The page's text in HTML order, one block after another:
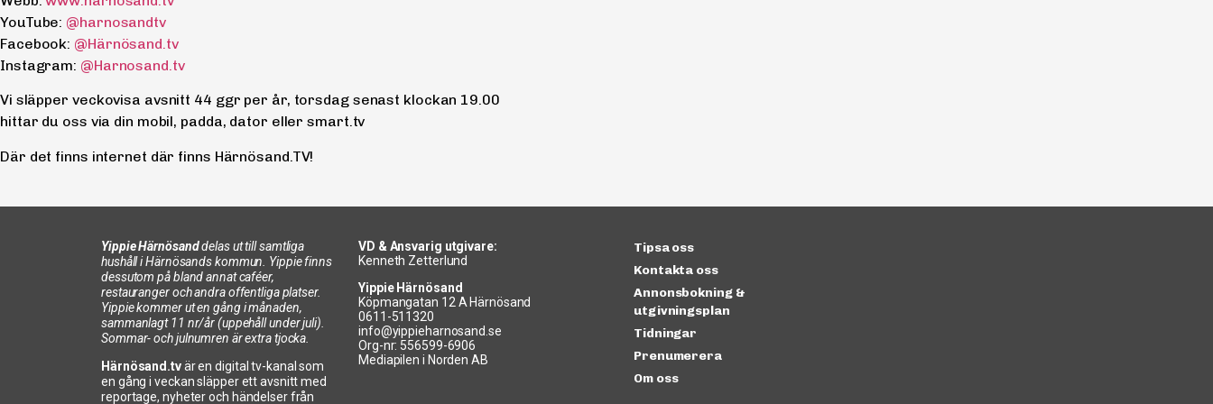
YouTube: @harnosandtv
Facebook: @Härnösand.tv
Instagram: @Harnosand.tv
Vi släpper veckovisa avsnitt 44 ggr per år, torsdag senast klockan 19.00
hittar du oss via din mobil, padda, dator eller smart.tv
Där det finns internet där finns Härnösand.TV!
Yippie Härnösanddelas ut till samtliga
hushåll i Härnösands kommun. Yippie finns
dessutom på bland annat caféer,
restauranger och andra offentliga platser.
Yippie kommer ut en gång i månaden,
sammanlagt 11 nr/år (uppehåll under juli).
Sommar- och julnumren är extra tjocka.
Härnösand.tvär en digital tv-kanal som
en gång i veckan släpper ett avsnitt med
reportage, nyheter och händelser från
VD & Ansvarig utgivare:
Kenneth Zetterlund
Yippie Härnösand
Köpmangatan 12 A Härnösand
0611-511320
info@yippieharnosand.se
Org-nr: 556599-6906
Mediapilen i Norden AB
Tipsa oss
Kontakta oss
Annonsbokning &
utgivningsplan
Tidningar
Prenumerera
Om oss